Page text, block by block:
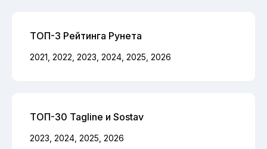
ТОП-3 Рейтинга Рунета
2021, 2022, 2023, 2024, 2025, 2026
ТОП-30 Tagline и Sostav
2023, 2024, 2025, 2026